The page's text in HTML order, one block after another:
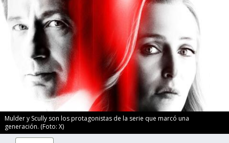
Mulder y Scully son los protagonistas de la serie que marcó una
generación. (Foto: X)